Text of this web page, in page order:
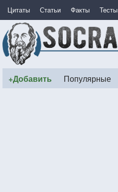
Цитаты Статьи Факты Тесты
+Добавить Популярные